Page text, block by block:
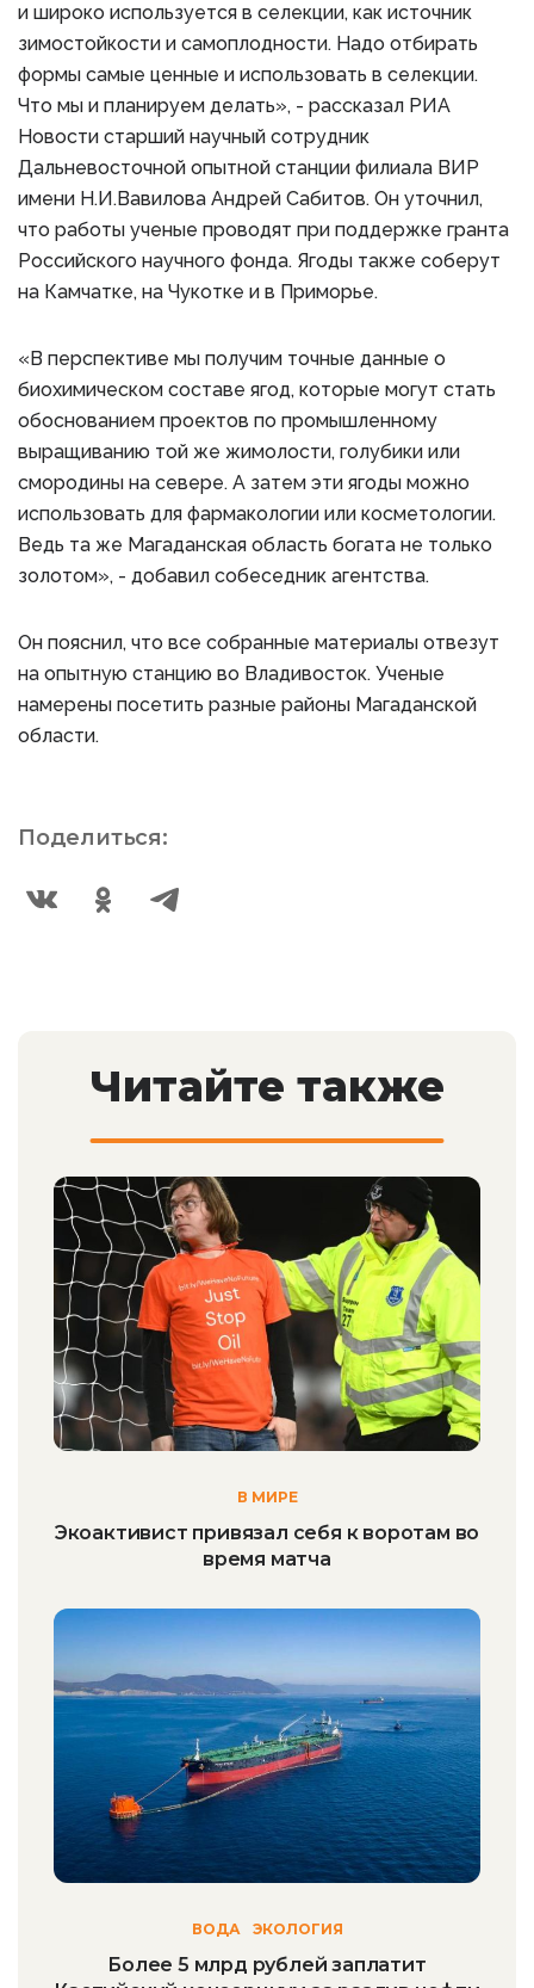
и широко используется в селекции, как источник
зимостойкости и самоплодности. Надо отбирать
формы самые ценные и использовать в селекции.
Что мы и планируем делать», - рассказал РИА
Новости старший научный сотрудник
Дальневосточной опытной станции филиала ВИР
имени Н.И.Вавилова Андрей Сабитов. Он уточнил,
что работы ученые проводят при поддержке гранта
Российского научного фонда. Ягоды также соберут
на Камчатке, на Чукотке и в Приморье.
«В перспективе мы получим точные данные о
биохимическом составе ягод, которые могут стать
обоснованием проектов по промышленному
выращиванию той же жимолости, голубики или
смородины на севере. А затем эти ягоды можно
использовать для фармакологии или косметологии.
Ведь та же Магаданская область богата не только
золотом», - добавил собеседник агентства.
Он пояснил, что все собранные материалы отвезут
на опытную станцию во Владивосток. Ученые
намерены посетить разные районы Магаданской
области.
Поделиться:
Читайте также
В МИРЕ
Экоактивист привязал себя к воротам во
время матча
ВОДА ЭКОЛОГИЯ
Более 5 млрд рублей заплатит